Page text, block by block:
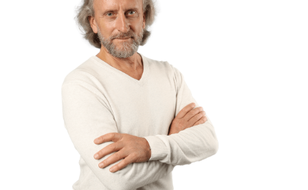
Дополнительно оплачивается
проживание и питание (оплата
вносится по прибытию в центр
«Светоч» наличными или
картой)
РЕГИСТРАЦИЯ